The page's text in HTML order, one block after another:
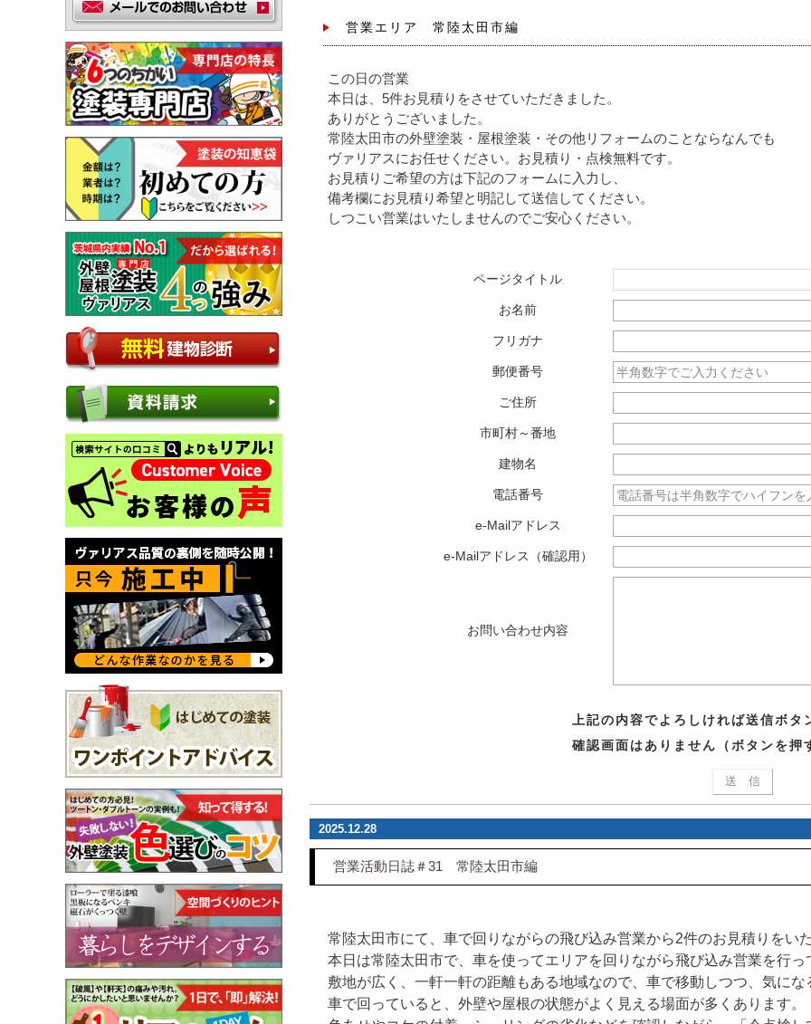
営業エリア 常陸太田市編
この日の営業
本日は、5件お見積りをさせていただきました。
ありがとうございました。
常陸太田市の外壁塗装・屋根塗装・その他リフォームのことならなんでも
ヴァリアスにお任せください。お見積り・点検無料です。
お見積りご希望の方は下記のフォームに入力し、
備考欄にお見積り希望と明記して送信してください。
しつこい営業はいたしませんのでご安心ください。
ページタイトル
お名前
フリガナ
郵便番号
ご住所
市町村～番地
建物名
電話番号
e-Mailアドレス
e-Mailアドレス（確認用）
お問い合わせ内容
上記の内容でよろしければ送信ボ
確認画面はありません（ボタンを押
2025.12.28
営業活動日誌＃31 常陸太田市編
常陸太田市にて、車で回りながらの飛び込み営業から2件のお見積りをい
本日は常陸太田市で、車を使ってエリアを回りながら飛び込み営業を行っ
敷地が広く、一軒一軒の距離もある地域なので、車で移動しつつ、気にな
車で回っていると、外壁や屋根の状態がよく見える場面が多くあります。